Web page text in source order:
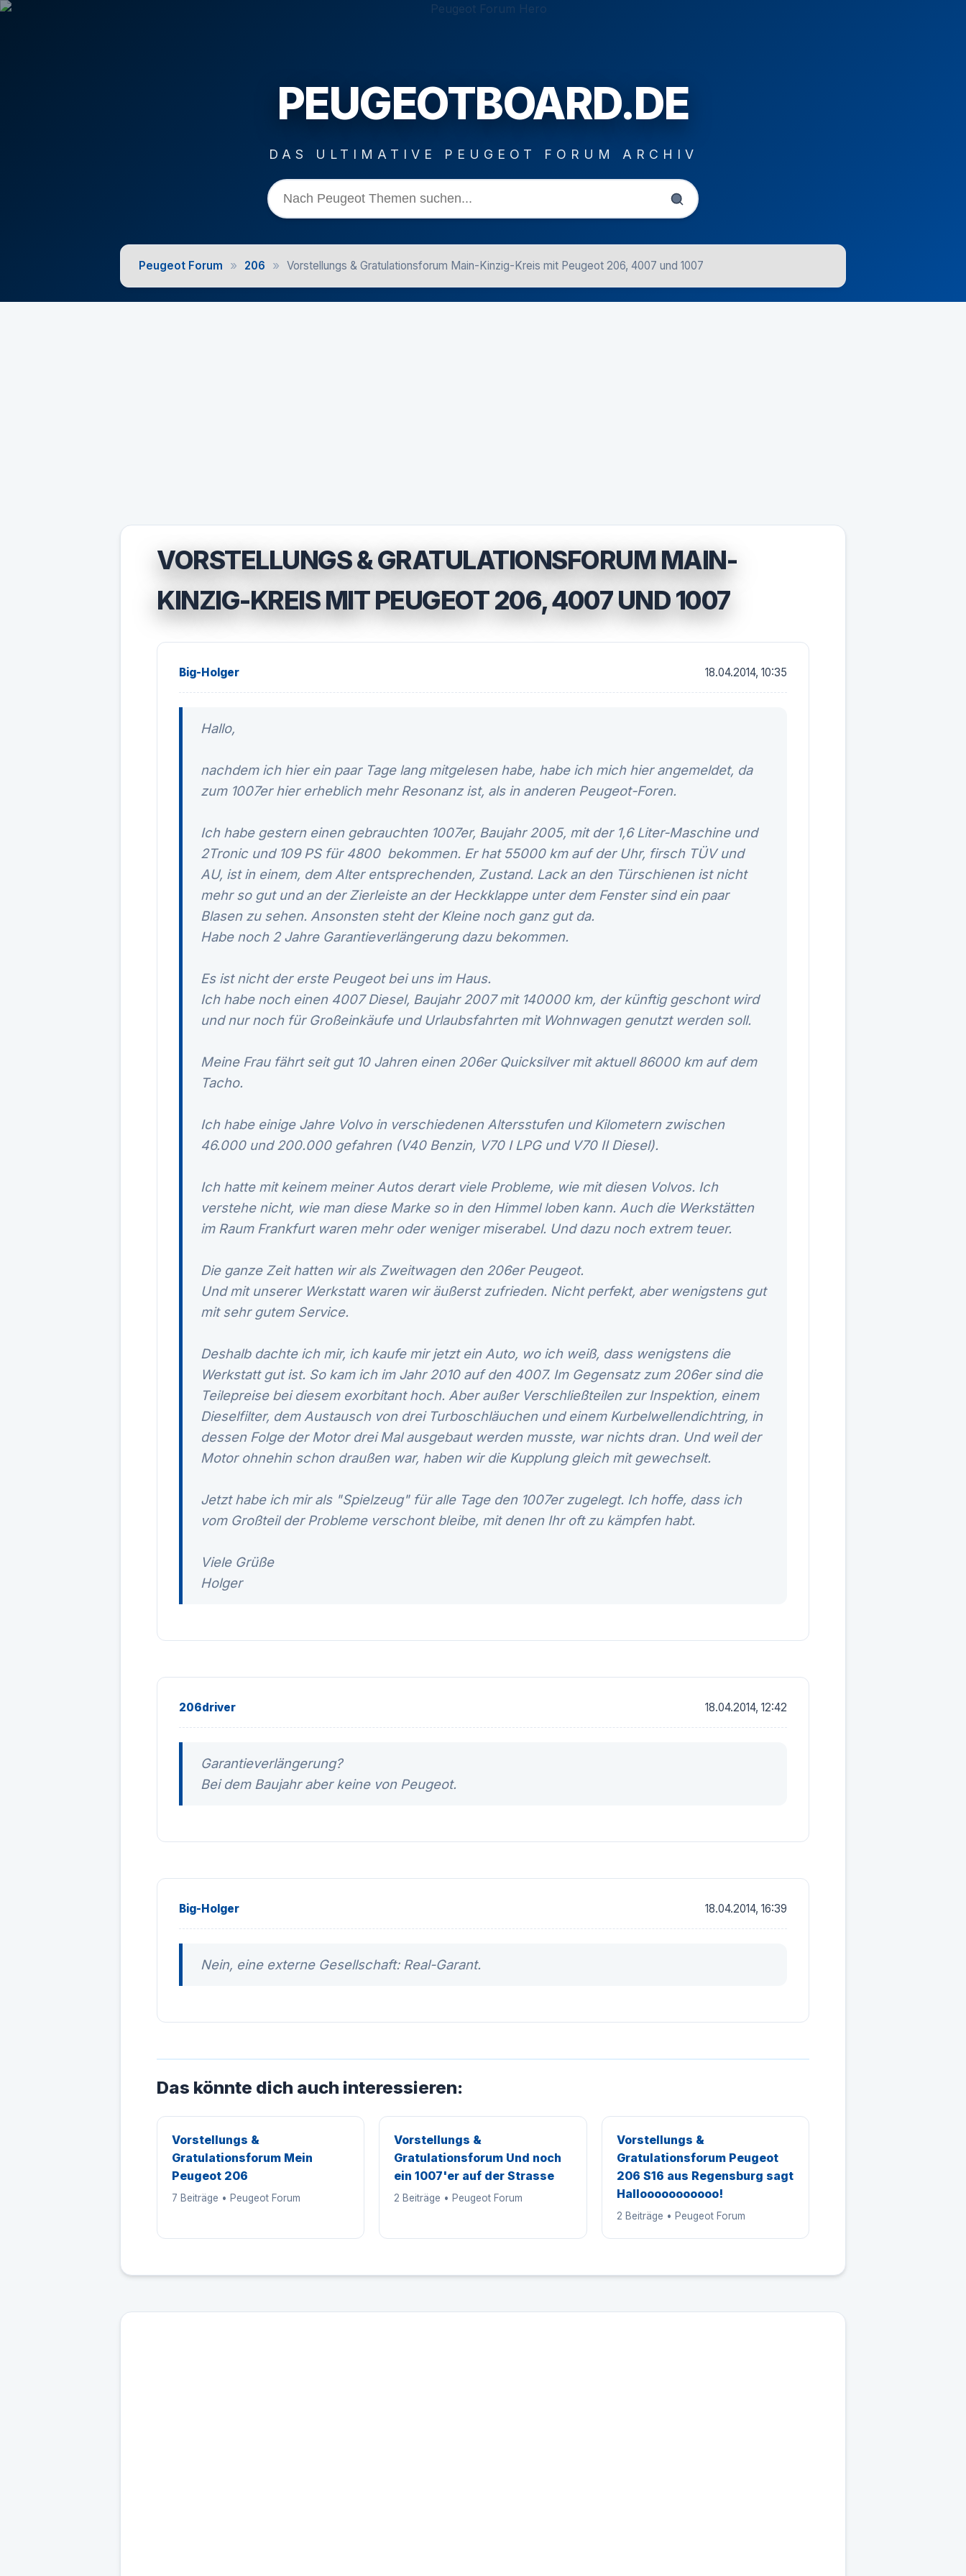
PEUGEOTBOARD.DE
DAS ULTIMATIVE PEUGEOT FORUM ARCHIV
Peugeot Forum » 206 » Vorstellungs & Gratulationsforum Main-Kinzig-Kreis mit Peugeot 206, 4007 und 1007
VORSTELLUNGS & GRATULATIONSFORUM MAIN-
KINZIG-KREIS MIT PEUGEOT 206, 4007 UND 1007
Big-Holger 18.04.2014, 10:35
Hallo,
nachdem ich hier ein paar Tage lang mitgelesen habe, habe ich mich hier angemeldet, da
zum 1007er hier erheblich mehr Resonanz ist, als in anderen Peugeot-Foren.
Ich habe gestern einen gebrauchten 1007er, Baujahr 2005, mit der 1,6 Liter-Maschine und
2Tronic und 109 PS für 4800  bekommen. Er hat 55000 km auf der Uhr, firsch TÜV und
AU, ist in einem, dem Alter entsprechenden, Zustand. Lack an den Türschienen ist nicht
mehr so gut und an der Zierleiste an der Heckklappe unter dem Fenster sind ein paar
Blasen zu sehen. Ansonsten steht der Kleine noch ganz gut da.
Habe noch 2 Jahre Garantieverlängerung dazu bekommen.
Es ist nicht der erste Peugeot bei uns im Haus.
Ich habe noch einen 4007 Diesel, Baujahr 2007 mit 140000 km, der künftig geschont wird
und nur noch für Großeinkäufe und Urlaubsfahrten mit Wohnwagen genutzt werden soll.
Meine Frau fährt seit gut 10 Jahren einen 206er Quicksilver mit aktuell 86000 km auf dem
Tacho.
Ich habe einige Jahre Volvo in verschiedenen Altersstufen und Kilometern zwischen
46.000 und 200.000 gefahren (V40 Benzin, V70 I LPG und V70 II Diesel).
Ich hatte mit keinem meiner Autos derart viele Probleme, wie mit diesen Volvos. Ich
verstehe nicht, wie man diese Marke so in den Himmel loben kann. Auch die Werkstätten
im Raum Frankfurt waren mehr oder weniger miserabel. Und dazu noch extrem teuer.
Die ganze Zeit hatten wir als Zweitwagen den 206er Peugeot.
Und mit unserer Werkstatt waren wir äußerst zufrieden. Nicht perfekt, aber wenigstens gut
mit sehr gutem Service.
Deshalb dachte ich mir, ich kaufe mir jetzt ein Auto, wo ich weiß, dass wenigstens die
Werkstatt gut ist. So kam ich im Jahr 2010 auf den 4007. Im Gegensatz zum 206er sind die
Teilepreise bei diesem exorbitant hoch. Aber außer Verschließteilen zur Inspektion, einem
Dieselfilter, dem Austausch von drei Turboschläuchen und einem Kurbelwellendichtring, in
dessen Folge der Motor drei Mal ausgebaut werden musste, war nichts dran. Und weil der
Motor ohnehin schon draußen war, haben wir die Kupplung gleich mit gewechselt.
Jetzt habe ich mir als "Spielzeug" für alle Tage den 1007er zugelegt. Ich hoffe, dass ich
vom Großteil der Probleme verschont bleibe, mit denen Ihr oft zu kämpfen habt.
Viele Grüße
Holger
206driver 18.04.2014, 12:42
Garantieverlängerung?
Bei dem Baujahr aber keine von Peugeot.
Big-Holger 18.04.2014, 16:39
Nein, eine externe Gesellschaft: Real-Garant.
Das könnte dich auch interessieren:
Vorstellungs &
Gratulationsforum Mein
Peugeot 206
7 Beiträge • Peugeot Forum
Vorstellungs &
Gratulationsforum Und noch
ein 1007'er auf der Strasse
2 Beiträge • Peugeot Forum
Vorstellungs &
Gratulationsforum Peugeot
206 S16 aus Regensburg sagt
Hallooooooooooo!
2 Beiträge • Peugeot Forum